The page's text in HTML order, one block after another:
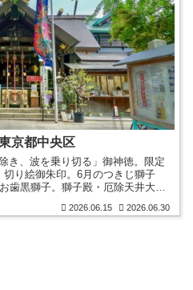
京都中央区
き、波を乗り切る」御神徳。限定
り絵御朱印。6月のつきじ獅子
歯黒獅子。獅子殿・厄除天井大獅
2026.06.15 2026.06.30